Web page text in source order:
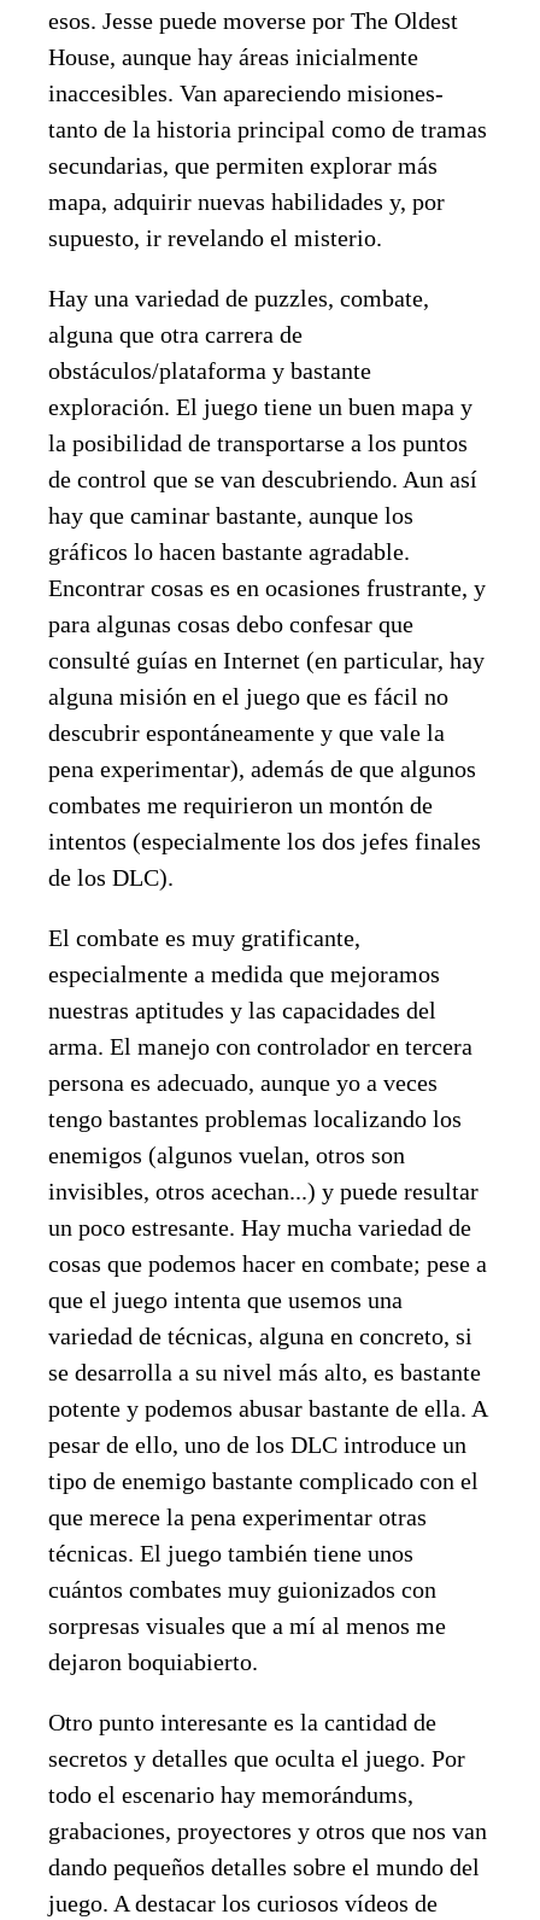
esos. Jesse puede moverse por The Oldest
House, aunque hay áreas inicialmente
inaccesibles. Van apareciendo misiones-
tanto de la historia principal como de tramas
secundarias, que permiten explorar más
mapa, adquirir nuevas habilidades y, por
supuesto, ir revelando el misterio.
Hay una variedad de puzzles, combate,
alguna que otra carrera de
obstáculos/plataforma y bastante
exploración. El juego tiene un buen mapa y
la posibilidad de transportarse a los puntos
de control que se van descubriendo. Aun así
hay que caminar bastante, aunque los
gráficos lo hacen bastante agradable.
Encontrar cosas es en ocasiones frustrante, y
para algunas cosas debo confesar que
consulté guías en Internet (en particular, hay
alguna misión en el juego que es fácil no
descubrir espontáneamente y que vale la
pena experimentar), además de que algunos
combates me requirieron un montón de
intentos (especialmente los dos jefes finales
de los DLC).
El combate es muy gratificante,
especialmente a medida que mejoramos
nuestras aptitudes y las capacidades del
arma. El manejo con controlador en tercera
persona es adecuado, aunque yo a veces
tengo bastantes problemas localizando los
enemigos (algunos vuelan, otros son
invisibles, otros acechan...) y puede resultar
un poco estresante. Hay mucha variedad de
cosas que podemos hacer en combate; pese a
que el juego intenta que usemos una
variedad de técnicas, alguna en concreto, si
se desarrolla a su nivel más alto, es bastante
potente y podemos abusar bastante de ella. A
pesar de ello, uno de los DLC introduce un
tipo de enemigo bastante complicado con el
que merece la pena experimentar otras
técnicas. El juego también tiene unos
cuántos combates muy guionizados con
sorpresas visuales que a mí al menos me
dejaron boquiabierto.
Otro punto interesante es la cantidad de
secretos y detalles que oculta el juego. Por
todo el escenario hay memorándums,
grabaciones, proyectores y otros que nos van
dando pequeños detalles sobre el mundo del
juego. A destacar los curiosos vídeos de